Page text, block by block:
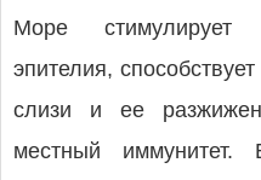
Море стимулирует
эпителия,
слизи и ее
местный иммунитет.